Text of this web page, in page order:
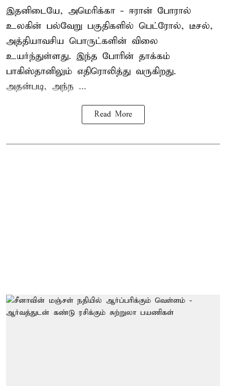
இதனிடையே, அமெரிக்கா - ஈரான் போரால்
உலகின் பல்வேறு பகுதிகளில் பெட்ரோல், டீசல்,
அத்தியாவசிய பொருட்களின் விலை
உயர்ந்துள்ளது. இந்த போரின் தாக்கம்
பாகிஸ்தானிலும் எதிரொலித்து வருகிறது.
அதன்படி, அந்ந ...
Read More